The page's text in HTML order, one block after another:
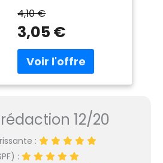
traditions de beauté
méditerranéennes. Pour
instantanément
protégées et
conçu pour prendre
desséchées. Pour des
lèvres protégées
4,10 €
3,05 €
12/20
:
: